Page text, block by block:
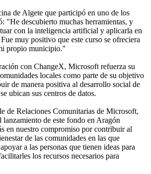
de Algete que participó en uno de los
"He descubierto muchas herramientas, y
con la inteligencia artificial y aplicarla en
muy positivo que este curso se ofreciera
propio municipio."
con ChangeX, Microsoft refuerza su
locales como parte de su objetivo
de manera positiva al desarrollo social de
ubican sus centros de datos.
de Relaciones Comunitarias de Microsoft,
de este fondo en Aragón
en nuestro compromiso por contribuir al
de las comunidades en las que
a las personas que tienen ideas para
los recursos necesarios para